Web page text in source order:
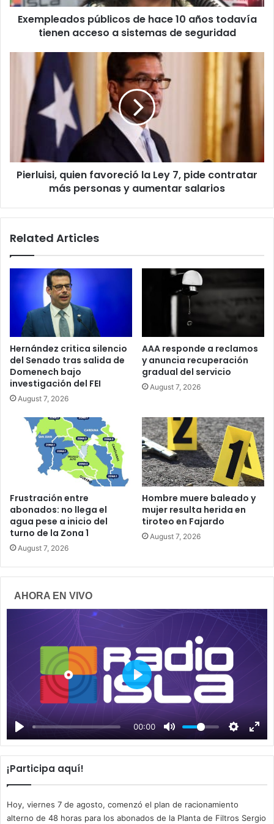
acceso
sistemas
seguridad
Exempleados públicos de hace 10 años todavía
tienen acceso a sistemas de seguridad
Pierluisi,
favoreció
pide
contratar
más
personas
salarios
Pierluisi, quien favoreció la Ley 7, pide contratar
más personas y aumentar salarios
Related Articles
Hernández critica silencio
del Senado tras salida de
Domenech bajo
investigación del FEI
August 7, 2026
AAA responde a reclamos
y anuncia recuperación
gradual del servicio
August 7, 2026
Frustración entre
abonados: no llega el
agua pese a inicio del
turno de la Zona 1
August 7, 2026
Hombre muere baleado y
mujer resulta herida en
tiroteo en Fajardo
August 7, 2026
AHORA EN VIVO
00:00
P
y
¡Participa aquí!
Hoy, viernes 7 de agosto, comenzó el plan de racionamiento
alterno de 48 horas para los abonados de la Planta de Filtros Sergio